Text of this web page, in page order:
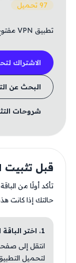
97 تحميل
تطبيق VPN مفتوح المميزات ☑️ إضغط شراء ثم إلغاء ...
الاشتراك
البحث عن
شروحات
قبل تثبيت Free VPN
تأكد أولًا من
حالتك إذا كانت
1. اختر الباقة المناسبة
انتقل إلى
لتحميل